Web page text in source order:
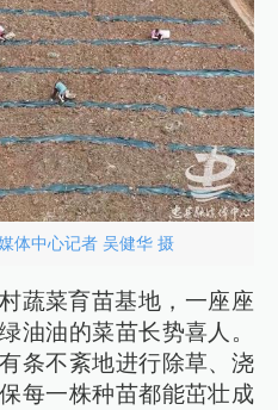
体中心记者 吴健华 摄
蔬菜育苗基地，一座座
油油的菜苗长势喜人。
条不紊地进行除草、浇
每一株种苗都能茁壮成